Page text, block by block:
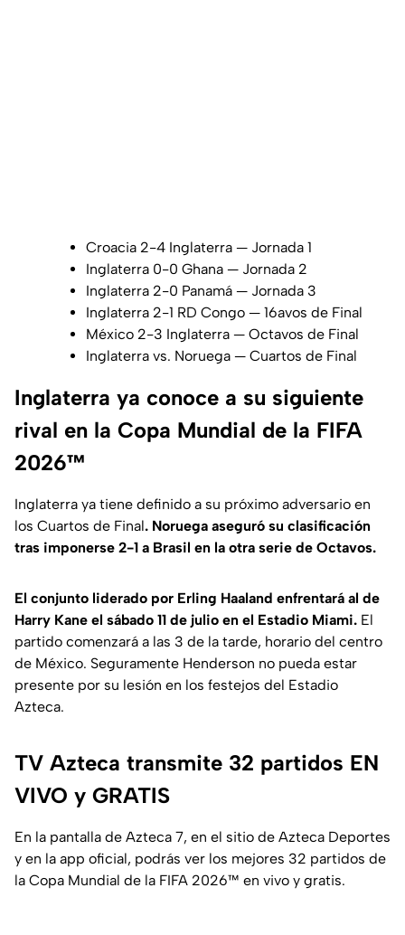
Croacia 2-4 Inglaterra — Jornada 1
Inglaterra 0-0 Ghana — Jornada 2
Inglaterra 2-0 Panamá — Jornada 3
Inglaterra 2-1 RD Congo — 16avos de Final
México 2-3 Inglaterra — Octavos de Final
Inglaterra vs. Noruega — Cuartos de Final
Inglaterra ya conoce a su siguiente
rival en la Copa Mundial de la FIFA
2026™
Inglaterra ya tiene definido a su próximo adversario en
los Cuartos de Final. Noruega aseguró su clasificación
tras imponerse 2-1 a Brasil en la otra serie de Octavos.
El conjunto liderado por Erling Haaland enfrentará al de
Harry Kane el sábado 11 de julio en el Estadio Miami. El
partido comenzará a las 3 de la tarde, horario del centro
de México. Seguramente Henderson no pueda estar
presente por su lesión en los festejos del Estadio
Azteca.
TV Azteca transmite 32 partidos EN
VIVO y GRATIS
En la pantalla de Azteca 7, en el sitio de Azteca Deportes
y en la app oficial, podrás ver los mejores 32 partidos de
la Copa Mundial de la FIFA 2026™ en vivo y gratis.